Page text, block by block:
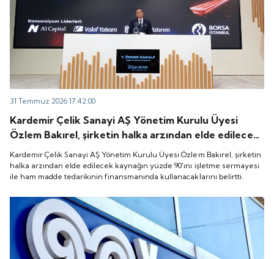
31 Temmuz 2026 17:42:00
Kardemir Çelik Sanayi AŞ Yönetim Kurulu Üyesi
Özlem Bakırel, şirketin halka arzından elde edilecek
kaynağın yüzde 90'ını işletme sermayesi ile ham
madde tedarikinin finansmanında kullanacaklarını
belirtti.
Kardemir Çelik Sanayi AŞ Yönetim Kurulu Üyesi Özlem Bakırel, şirketin
halka arzından elde edilecek kaynağın yüzde 90'ını işletme sermayesi
ile ham madde tedarikinin finansmanında kullanacaklarını belirtti.